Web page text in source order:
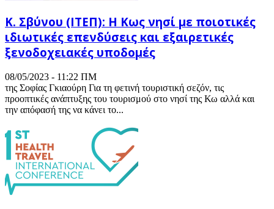
Κ. Σβύνου (ΙΤΕΠ): Η Κως νησί με ποιοτικές
ιδιωτικές επενδύσεις και εξαιρετικές
ξενοδοχειακές υποδομές
08/05/2023 - 11:22 ΠΜ
της Σοφίας Γκιαούρη Για τη φετινή τουριστική σεζόν, τις
προοπτικές ανάπτυξης του τουρισμού στο νησί της Κω αλλά και
την απόφασή της να κάνει το...